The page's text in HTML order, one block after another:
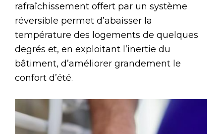
rafraîchissement offert par un système
réversible permet d’abaisser la
température des logements de quelques
degrés et, en exploitant l’inertie du
bâtiment, d’améliorer grandement le
confort d’été.